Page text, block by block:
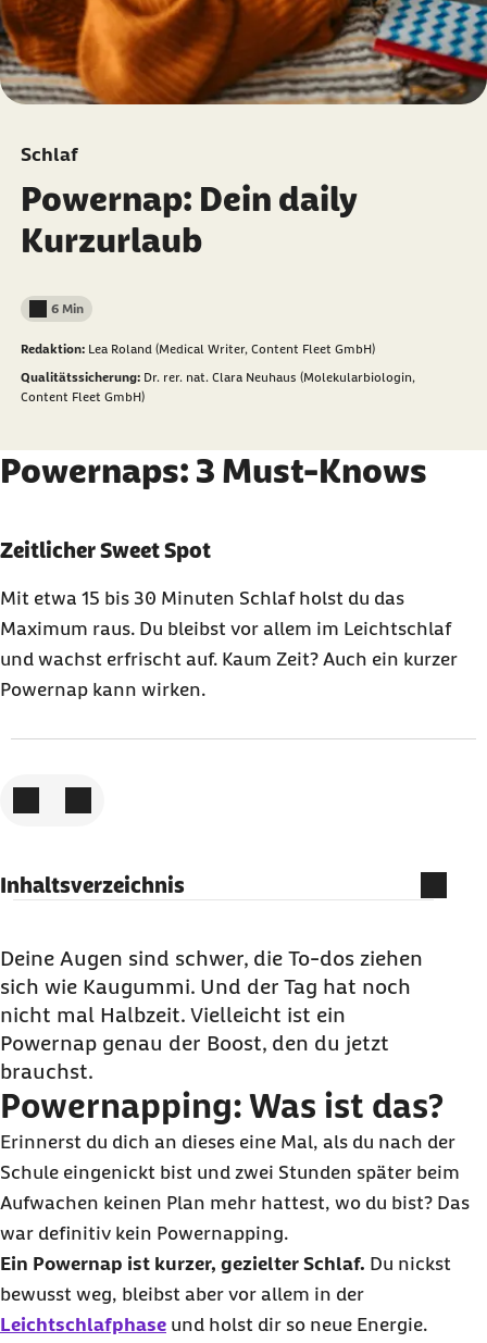
Schlaf
Powernap: Dein daily
Kurzurlaub
Lesedauer weniger als
6 Min
Redaktion: Lea Roland (Medical Writer, Content Fleet GmbH)
Qualitätssicherung: Dr. rer. nat. Clara Neuhaus (Molekularbiologin,
Content Fleet GmbH)
Powernaps: 3 Must-Knows
Karussell mit 3 Elementen
Element 1 von 3
Zeitlicher Sweet Spot
Mit etwa 15 bis 30 Minuten Schlaf holst du das
Maximum raus. Du bleibst vor allem im Leichtschlaf
und wachst erfrischt auf. Kaum Zeit? Auch ein kurzer
Powernap kann wirken.
Inhaltsverzeichnis
Powernappinglernen: Deine Anleitung in 5
Schritten
Powernapplanen: Der perfekte Zeitpunkt
Powernapping: Wie gesund ist es wirklich?
: Dein System- Update
für
zwischendurch
Powernaps: Häufige Fragen und Antworten
Deine Augen sind schwer, die To-dos ziehen
sich wie Kaugummi. Und der Tag hat noch
nicht mal Halbzeit. Vielleicht ist ein
Powernap genau der Boost, den du jetzt
brauchst.
Powernapping: Was ist das?
Erinnerst du dich an dieses eine Mal, als du nach der
Schule eingenickt bist und zwei Stunden später beim
Aufwachen keinen Plan mehr hattest, wo du bist? Das
war definitiv kein Powernapping.
Ein Powernap ist kurzer, gezielter Schlaf. Du nickst
bewusst weg, bleibst aber vor allem in der
Leichtschlafphase und holst dir so neue Energie.